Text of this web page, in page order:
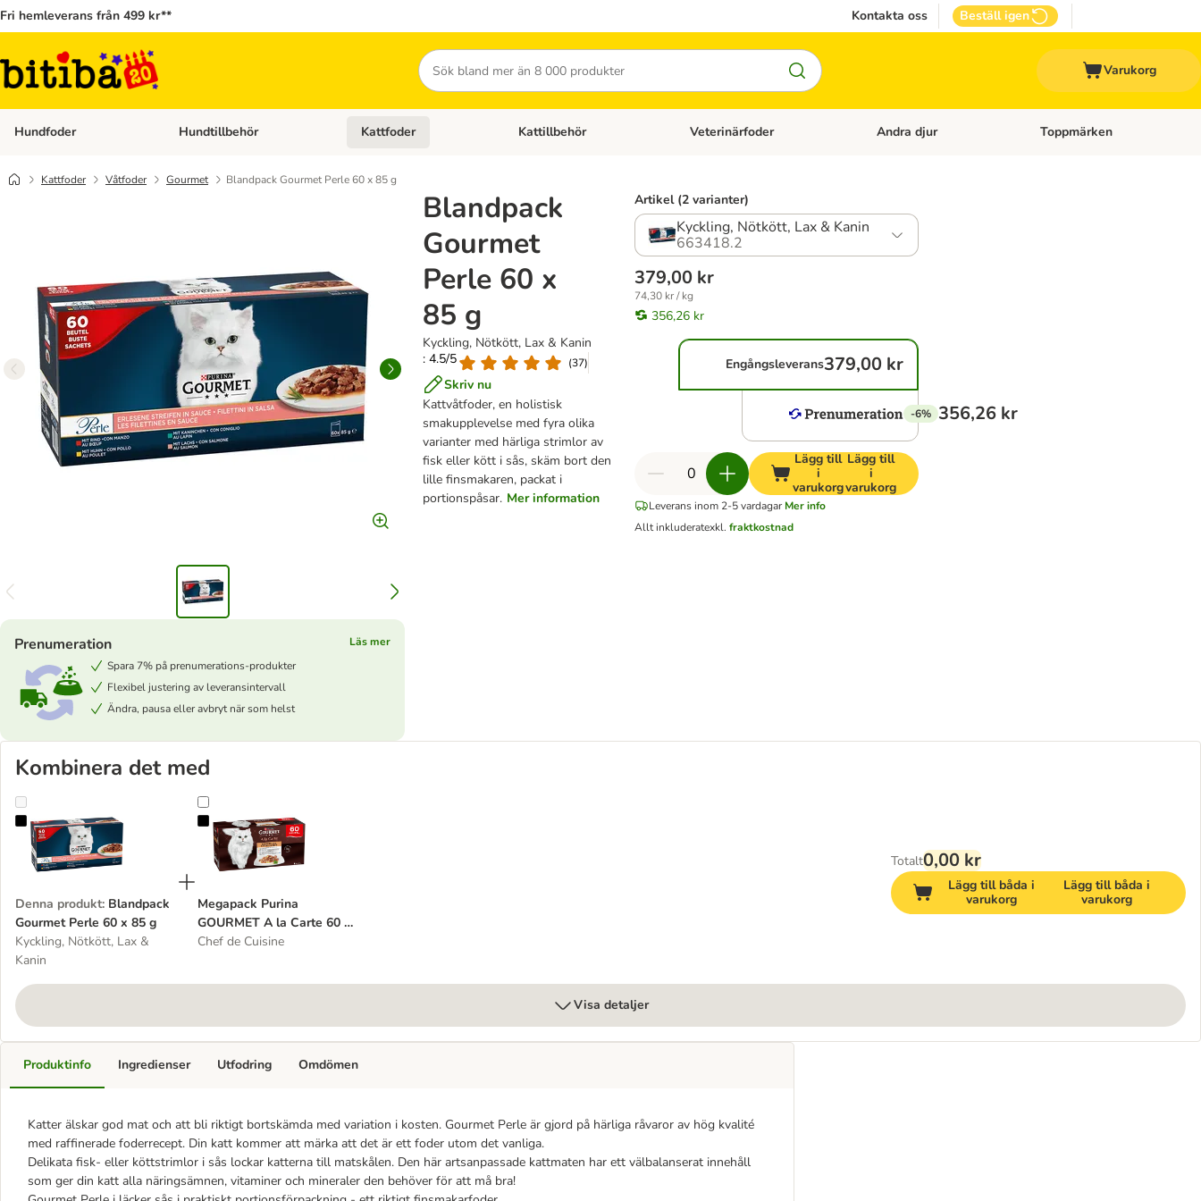
Fri hemleverans från 499 kr** Kontakta oss Beställ igen
Sök
Varukorg
Hundfoder Open category menu: Hundfoder
Hundtillbehör Open category menu: Hundtillbehör
Kattfoder Open category menu: Kattfoder
Kattillbehör Open category menu: Kattillbehör
Veterinärfoder Open category menu: Veterinärfoder
Andra djur Open category menu: Andra
Toppmärken
Kattfoder Våtfoder Gourmet Blandpack Gourmet Perle 60 x 85 g
Blandpack
Gourmet
Perle 60 x
85 g
Kyckling, Nötkött, Lax & Kanin
: 4.5/5
(37)
Skriv nu
Kattvåtfoder, en holistisk
smakupplevelse med fyra olika
varianter med härliga strimlor av
fisk eller kött i sås, skäm bort den
lille finsmakaren, packat i
portionspåsar. Mer information
Prenumeration
Läs mer
Spara 7% på prenumerations-produkter
Flexibel justering av leveransintervall
Ändra, pausa eller avbryt när som helst
Artikel (2 varianter)
Kyckling, Nötkött, Lax & Kanin
663418.2
379,00 kr
74,30 kr / kg
356,26 kr
Engångsleverans379,00 kr
-6% 356,26 kr
Lägg till
i
varukorg
Lägg till
i
varukorg
Leverans inom 2-5 vardagar Mer info
Allt inkluderatexkl.fraktkostnad
Kombinera det med
Blandpack Gourmet Perle 60 x 85 g
Denna produkt: Blandpack
Gourmet Perle 60 x 85 g
Kyckling, Nötkött, Lax &
Kanin
Megapack Purina GOURMET A la Carte 60 x 85 g
Megapack Purina
GOURMET A la Carte 60 x
85 g
Chef de Cuisine
Totalt0,00 kr
Lägg till båda i
varukorg
Lägg till båda i
varukorg
Visa detaljer
Produktinfo
Katter älskar god mat och att bli riktigt bortskämda med variation i kosten. Gourmet Perle är gjord på härliga råvaror av hög kvalité
med raffinerade foderrecept. Din katt kommer att märka att det är ett foder utom det vanliga.
Delikata fisk- eller köttstrimlor i sås lockar katterna till matskålen. Den här artsanpassade kattmaten har ett välbalanserat innehåll
som ger din katt alla näringsämnen, vitaminer och mineraler den behöver för att må bra!
Ingredienser Utfodring Omdömen